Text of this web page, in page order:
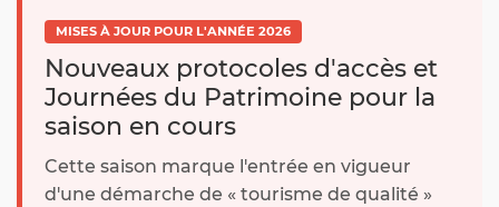
MISES À JOUR POUR L'ANNÉE 2026
Nouveaux protocoles d'accès et
Journées du Patrimoine pour la
saison en cours
Cette saison marque l'entrée en vigueur
d'une démarche de « tourisme de qualité »